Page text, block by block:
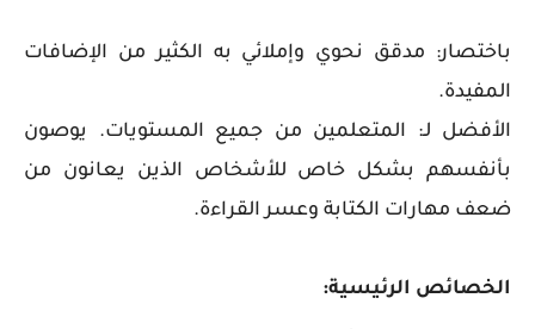
باختصار: مدقق نحوي وإملائي به الكثير من الإضافات
المفيدة.
الأفضل لـ: المتعلمين من جميع المستويات. يوصون
بأنفسهم بشكل خاص للأشخاص الذين يعانون من
ضعف مهارات الكتابة وعسر القراءة.
الخصائص الرئيسية: